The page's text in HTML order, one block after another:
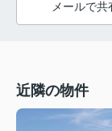
メールで共
近隣の物件